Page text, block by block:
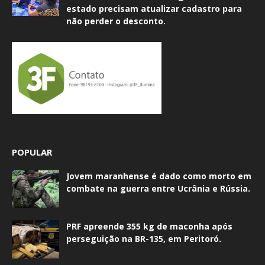
estado precisam atualizar cadastro para
não perder o desconto.
POPULAR
Jovem maranhense é dado como morto em
combate na guerra entre Ucrânia e Rússia.
PRF apreende 355 kg de maconha após
perseguição na BR-135, em Peritoró.